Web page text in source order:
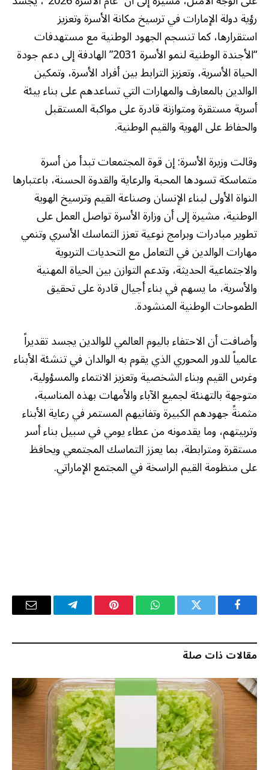
رؤية دولة الإمارات في ترسيخ مكانة الأسرة وتعزيز
استقرارها، كما تنسجم الجهود الوطنية مع مستهدفات
“الأجندة الوطنية لنمو الأسرة 2031” الهادفة إلى دعم جودة
الحياة الأسرية، وتعزيز الترابط بين أفراد الأسرة، وتمكين
الوالدين بالمعارف والمهارات التي تساعدهم على بناء بيئة
أسرية مستقرة ومتوازنة قادرة على مواكبة المستقبل
والحفاظ على الهوية والقيم الوطنية.
وقالت وزيرة الأسرة: إن قوة المجتمعات تبدأ من أسرة
متماسكة تسودها المحبة والرعاية والقدوة الحسنة، باعتبارها
النواة الأولى لبناء الإنسان وصناعة القيم وترسيخ الهوية
الوطنية، مشيرة إلى أن وزارة الأسرة تواصل العمل على
تطوير مبادرات وبرامج نوعية تعزز التماسك الأسري وتنمي
مهارات الوالدين في التعامل مع التحديات التربوية
والاجتماعية الحديثة، وتدعم التوازن بين الحياة المهنية
والأسرية، ما يسهم في بناء أجيال قادرة على تحقيق
الطموحات الوطنية المنشودة.
وأضافت أن الاحتفاء باليوم العالمي للوالدين يجسد تقديراً
عالمياً للدور المحوري الذي يقوم به الوالدان في تنشئة الأبناء
وغرس القيم وبناء الشخصية وتعزيز الانتماء والمسؤولية،
متوجهة بالتهنئة لجميع الآباء والأمهات بهذه المناسبة،
مثمنةً جهودهم الكبيرة وتفانيهم المستمر في رعاية الأبناء
وتربيتهم، وما يقدمونه من عطاء يومي في سبيل بناء أسر
مستقرة ومترابطة، بما يعزز التماسك المجتمعي ويحافظ
على منظومة القيم الراسخة في المجتمع الإماراتي.
فيسبوك تويتر واتساب بينتيريستتيلقرام
البريد
مقالات ذات صلة